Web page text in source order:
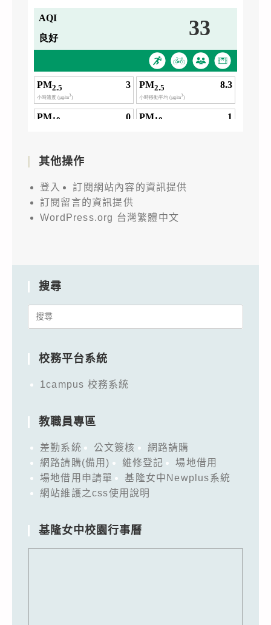
其他操作
登入
訂閱網站內容的資訊提供
訂閱留言的資訊提供
WordPress.org 台灣繁體中文
搜尋
Search
校務平台系統
1campus 校務系統
教職員專區
差勤系統 公文簽核
網路請購
網路請購(備用)
維修登記
場地借用
場地借用申請單
基隆女中Newplus系統
網站維護之css使用說明
基隆女中校園行事曆